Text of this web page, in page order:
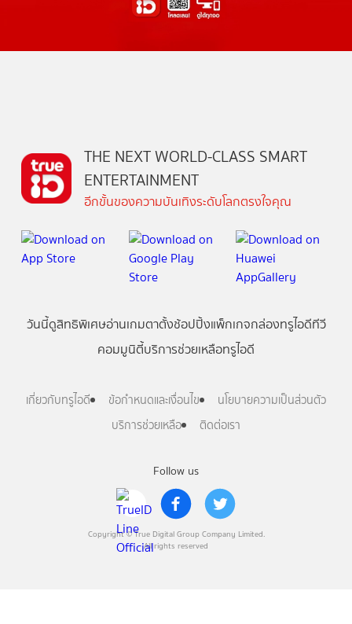
Follow us
Copyright © True Digital Group Company Limited.
All rights reserved
THE NEXT WORLD-CLASS SMART
ENTERTAINMENT
อีกขั้นของความบันเทิงระดับโลกตรงใจคุณ
วันนี้ดูสิทธิพิเศษอ่านเกมตาตั้งช้อปปิ้งแพ็กเกจกล่องทรูไอดีทีวี
คอมมูนิตี้บริการช่วยเหลือทรูไอดี
เกี่ยวกับทรูไอดี ข้อกำหนดและเงื่อนไข
นโยบายความเป็นส่วนตัว
บริการช่วยเหลือ
ติดต่อเรา